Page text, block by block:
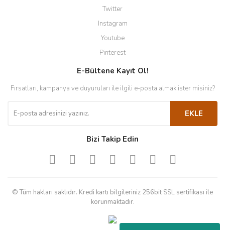
Twitter
Instagram
Youtube
Pinterest
E-Bültene Kayıt Ol!
Fırsatları, kampanya ve duyuruları ile ilgili e-posta almak ister misiniz?
EKLE
Bizi Takip Edin
© Tüm hakları saklıdır. Kredi kartı bilgileriniz 256bit SSL sertifikası ile
korunmaktadır.